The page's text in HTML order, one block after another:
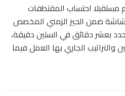
مستقبلا احتساب المقتطفات
ضمن الحيز الزمني المخصص
بعشر دقائق في الستين دقيقة،
والتراتيب الجاري بها العمل فيما